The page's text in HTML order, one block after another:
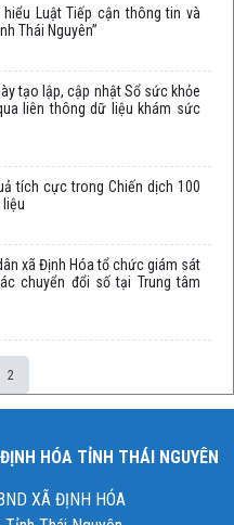
Luật Tiếp cận thông tin và
Thái Nguyên”
tạo lập, cập nhật Sổ sức khỏe
liên thông dữ liệu khám sức
tích cực trong Chiến dịch 100
xã Định Hóa tổ chức giám sát
chuyển đổi số tại Trung tâm
2
HÓA TỈNH THÁI NGUYÊN
XÃ ĐỊNH HÓA